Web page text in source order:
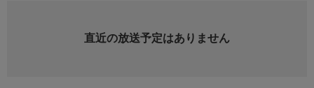
直近の放送予定はありません